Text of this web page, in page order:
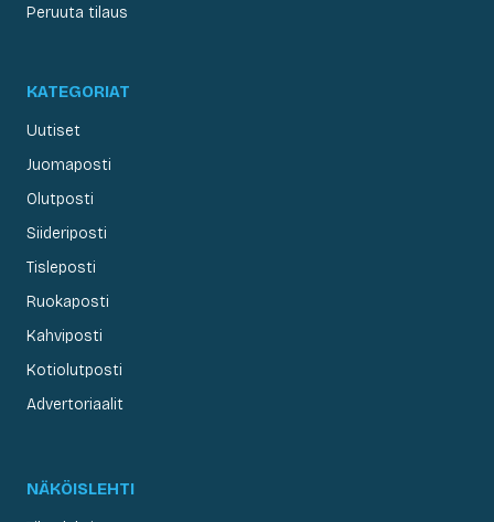
Peruuta tilaus
KATEGORIAT
Uutiset
Juomaposti
Olutposti
Siideriposti
Tisleposti
Ruokaposti
Kahviposti
Kotiolutposti
Advertoriaalit
NÄKÖISLEHTI